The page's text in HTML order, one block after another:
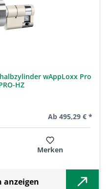
wAppLoxx Pro
HZ
Regulärer Preis:
Ab 495,29 € *
Merken
anzeigen